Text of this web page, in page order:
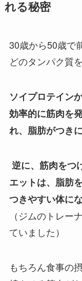
れる秘密
30歳から50歳で
どのタンパク質
ソイプロテイン
効率的に筋肉を
れ、脂肪がつき
逆に、筋肉をつ
エットは、脂肪
つきやすい体に
（ジムのトレー
ていました）
もちろん食事の